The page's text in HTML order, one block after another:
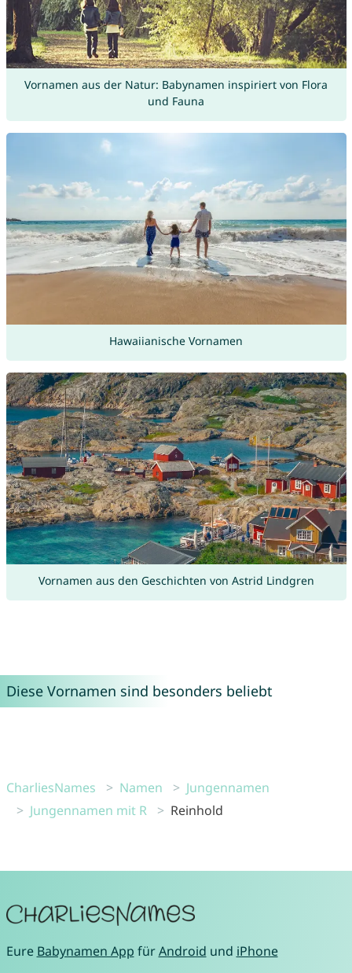
Vornamen aus der Natur: Babynamen inspiriert von Flora
und Fauna
Hawaiianische Vornamen
Vornamen aus den Geschichten von Astrid Lindgren
Diese Vornamen sind besonders beliebt
CharliesNames Namen
Jungennamen
Jungennamen mit R
Reinhold
Eure Babynamen App fürAndroid und iPhone